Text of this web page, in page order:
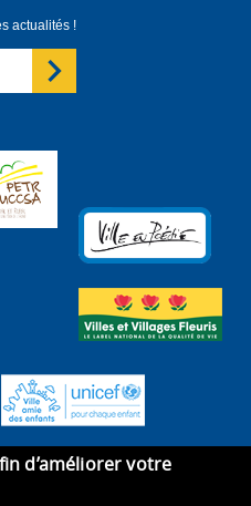
actualités !
d’améliorer votre